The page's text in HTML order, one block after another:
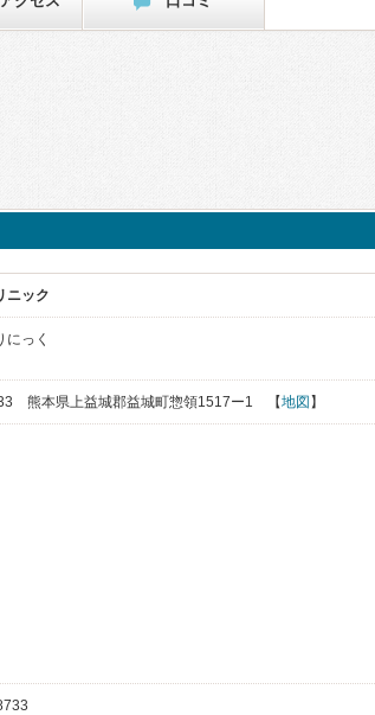
ニック
にっく
熊本県上益城郡益城町惣領1517ー1 【地図 】